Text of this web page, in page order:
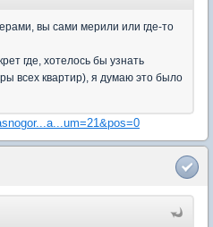
вы сами мерили или где-то
где, хотелось бы узнать
всех квартир), я думаю это было